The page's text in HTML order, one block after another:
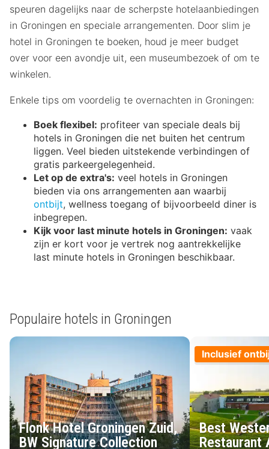
speuren dagelijks naar de scherpste hotelaanbiedingen
in Groningen en speciale arrangementen. Door slim je
hotel in Groningen te boeken, houd je meer budget
over voor een avondje uit, een museumbezoek of om te
winkelen.
Enkele tips om voordelig te overnachten in Groningen:
Boek flexibel: profiteer van speciale deals bij
hotels in Groningen die net buiten het centrum
liggen. Veel bieden uitstekende verbindingen of
gratis parkeergelegenheid.
Let op de extra's: veel hotels in Groningen
bieden via ons arrangementen aan waarbij
ontbijt, wellness toegang of bijvoorbeeld diner is
inbegrepen.
Kijk voor last minute hotels in Groningen: vaak
zijn er kort voor je vertrek nog aantrekkelijke
last minute hotels in Groningen beschikbaar.
Populaire hotels in Groningen
Flonk Hotel Groningen Zuid,
BW Signature Collection
Inclusief
Best
Restaurant